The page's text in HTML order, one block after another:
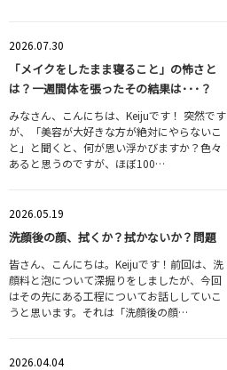
2026.07.30
「メイクをしたまま寝ること」の怖さと
は？一週間体を張ったその結果は･･･？
みなさん、こんにちは、Keijuです！ 突然です
が、「美容が大好きな方が絶対にやらないこ
と」と聞くと、何が思い浮かびますか？色々
あると思うのですが、ほぼ100…
2026.05.19
洗顔後の顔、拭くか？拭かないか？問題
皆さん、こんにちは。Keijuです！前回は、洗
顔料と泡について深掘りをしましたが、今回
はその先にある工程についてお話ししていこ
うと思います。それは「洗顔後の顔…
2026.04.04